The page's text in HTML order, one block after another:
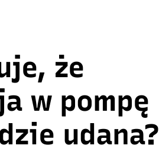
że
w pompę
udana?